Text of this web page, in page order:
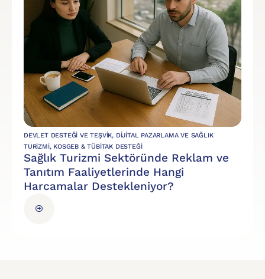
DEVLET DESTEĞI VE TEŞVIK, DIJITAL PAZARLAMA VE SAĞLIK
TURIZMI, KOSGEB & TÜBİTAK DESTEĞI
Sağlık Turizmi Sektöründe Reklam ve
Tanıtım Faaliyetlerinde Hangi
Harcamalar Destekleniyor?